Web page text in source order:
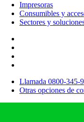
Impresoras
Consumibles y
Sectores y
Llamada 0800-345-
Otras opciones de